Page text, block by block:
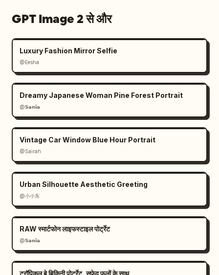
GPT Image 2 से और
Luxury Fashion Mirror Selfie
@Eesha
Dreamy Japanese Woman Pine Forest Portrait
@𝗦𝗮𝗻𝗶𝗮
Vintage Car Window Blue Hour Portrait
@Sairah
Urban Silhouette Aesthetic Greeting
@小小东
RAW स्मार्टफोन लाइफस्टाइल पोर्ट्रेट
@𝗦𝗮𝗻𝗶𝗮
ट्रॉपिकल बे बिकिनी पोर्ट्रेट, सफेद फूलों के साथ